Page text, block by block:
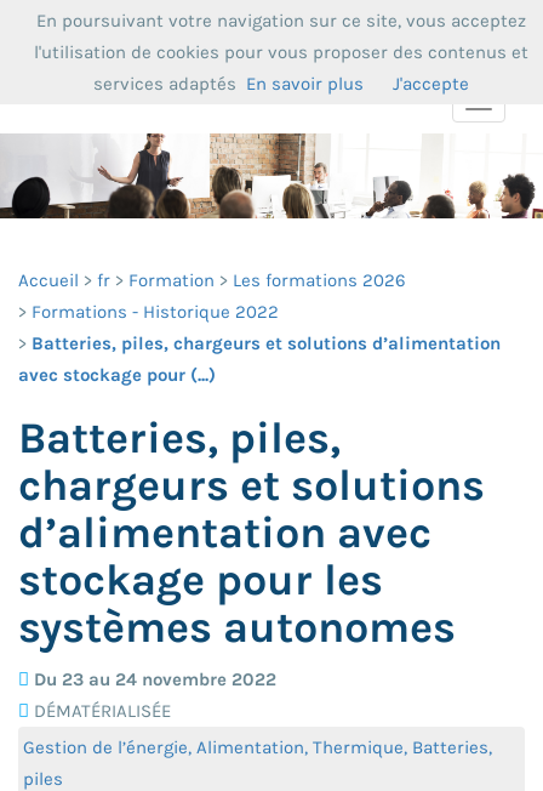
Toggle
Accueil fr Formation
Les formations 2026
Formations - Historique 2022
Batteries, piles, chargeurs et solutions d’alimentation
avec stockage pour (...)
Batteries, piles,
chargeurs et solutions
d’alimentation avec
stockage pour les
systèmes autonomes
Du 23 au 24 novembre 2022
DÉMATÉRIALISÉE
Gestion de l’énergie, Alimentation, Thermique, Batteries,
piles
En poursuivant votre navigation sur ce site, vous acceptez
l'utilisation de cookies pour vous proposer des contenus et
services adaptés En savoir plus J'accepte